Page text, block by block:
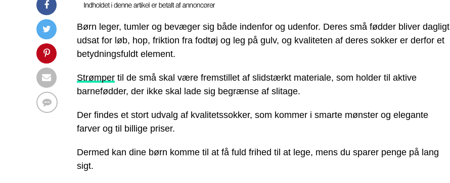
Børn leger, tumler og bevæger sig både indenfor og udenfor. Deres små fødder bliver dagligt
udsat for løb, hop, friktion fra fodtøj og leg på gulv, og kvaliteten af deres sokker er derfor et
betydningsfuldt element.
Strømper til de små skal være fremstillet af slidstærkt materiale, som holder til aktive
barnefødder, der ikke skal lade sig begrænse af slitage.
Der findes et stort udvalg af kvalitetssokker, som kommer i smarte mønster og elegante
farver og til billige priser.
Dermed kan dine børn komme til at få fuld frihed til at lege, mens du sparer penge på lang
sigt.